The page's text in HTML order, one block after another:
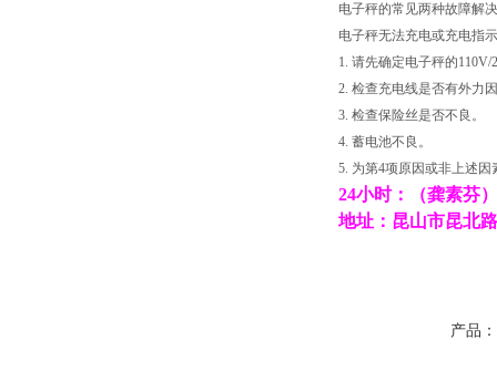
电子秤的常见两种故障
电子秤无法充电或充电
1. 请先确定电子秤的
2. 检查充电线是否有外
3. 检查保险丝是否不
4. 蓄电池不良。
5. 为第4项原因或非上述
24小时：（龚素芬
地址：昆山市昆北
产品：